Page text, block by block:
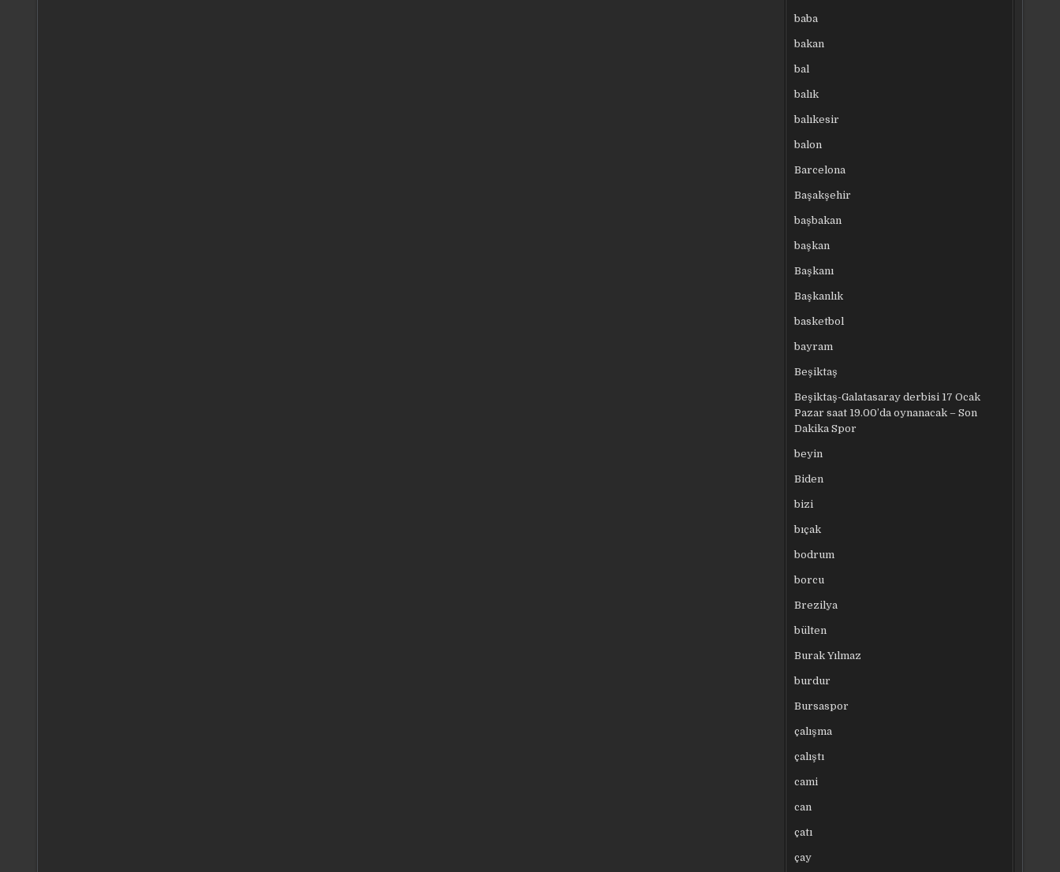
baba
bakan
bal
balık
balıkesir
balon
Barcelona
Başakşehir
başbakan
başkan
Başkanı
Başkanlık
basketbol
bayram
Beşiktaş
Beşiktaş-Galatasaray derbisi 17 Ocak
Pazar saat 19.00’da oynanacak – Son
Dakika Spor
beyin
Biden
bizi
bıçak
bodrum
borcu
Brezilya
bülten
Burak Yılmaz
burdur
Bursaspor
çalışma
çalıştı
cami
can
çatı
çay